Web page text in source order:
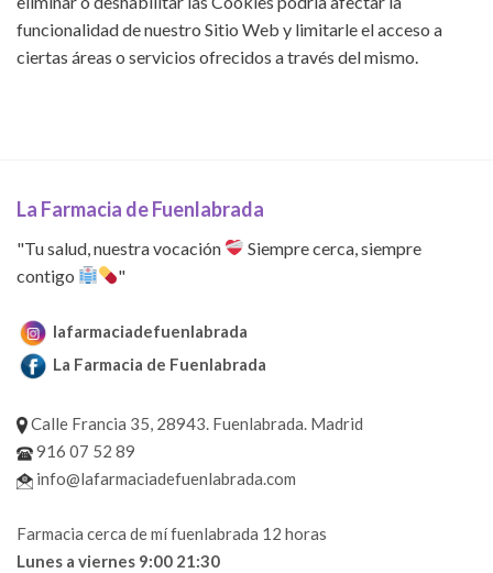
funcionalidad de nuestro Sitio Web y limitarle el acceso a
ciertas áreas o servicios ofrecidos a través del mismo.
La Farmacia de Fuenlabrada
"Tu salud, nuestra vocación
Siempre cerca, siempre
contigo
"
lafarmaciadefuenlabrada
La Farmacia de Fuenlabrada
Calle Francia 35, 28943. Fuenlabrada. Madrid
916 07 52 89
info@lafarmaciadefuenlabrada.com
Farmacia cerca de mí fuenlabrada 12 horas
Lunes a viernes 9:00 21:30